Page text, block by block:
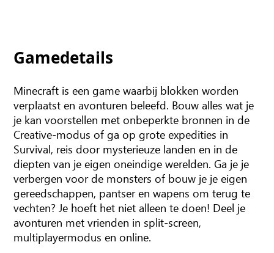
Gamedetails
Minecraft is een game waarbij blokken worden
verplaatst en avonturen beleefd. Bouw alles wat je
je kan voorstellen met onbeperkte bronnen in de
Creative-modus of ga op grote expedities in
Survival, reis door mysterieuze landen en in de
diepten van je eigen oneindige werelden. Ga je je
verbergen voor de monsters of bouw je je eigen
gereedschappen, pantser en wapens om terug te
vechten? Je hoeft het niet alleen te doen! Deel je
avonturen met vrienden in split-screen,
multiplayermodus en online.